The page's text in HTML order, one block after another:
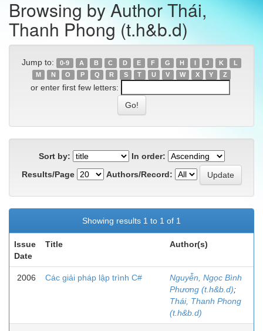
Browsing by Author Thái,
Thanh Phong (t.h&b.d)
Jump to: 0-9 A B C D E F G H I J K
L
M
N O P Q R S T U V W X Y Z
or enter first few letters:
Sort by:
In order:
Results/Page
Authors/Record:
Showing results 1 to 1 of 1
Issue
Date
Title Author(s)
2006 Các giải pháp lập trình C#
Nguyễn, Ngọc Bình
Phương (t.h&b.d);
Thái, Thanh Phong
(t.h&b.d)